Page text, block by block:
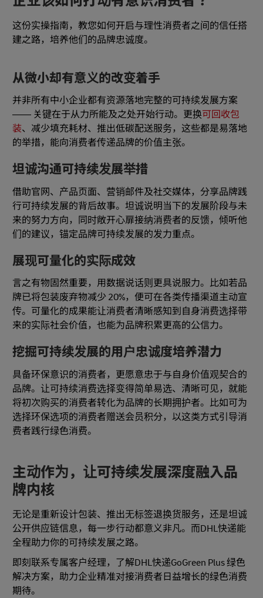
这份实操指南，教您如何开启与理性消费者之间的信任搭
建之路，培养他们的品牌忠诚度。
从微小却有意义的改变着手
并非所有中小企业都有资源落地完整的可持续发展方案
—— 关键在于从力所能及之处开始行动。更换可回收包
装、减少填充耗材、推出低碳配送服务，这些都是易落地
的举措，能向消费者传递品牌的价值主张。
坦诚沟通可持续发展举措
借助官网、产品页面、营销邮件及社交媒体，分享品牌践
行可持续发展的背后故事。坦诚说明当下的发展阶段与未
来的努力方向，同时敞开心扉接纳消费者的反馈，倾听他
们的建议，锚定品牌可持续发展的发力重点。
展现可量化的实际成效
言之有物固然重要，用数据说话则更具说服力。比如若品
牌已将包装废弃物减少 20%，便可在各类传播渠道主动宣
传。可量化的成果能让消费者清晰感知到自身消费选择带
来的实际社会价值，也能为品牌积累更高的公信力。
挖掘可持续发展的用户忠诚度培养潜力
具备环保意识的消费者，更愿意忠于与自身价值观契合的
品牌。让可持续消费选择变得简单易选、清晰可见，就能
将初次购买的消费者转化为品牌的长期拥护者。比如可为
选择环保选项的消费者赠送会员积分，以这类方式引导消
费者践行绿色消费。
主动作为，让可持续发展深度融入品
牌内核
无论是重新设计包装、推出无标签退换货服务，还是坦诚
公开供应链信息，每一步行动都意义非凡。而DHL快递能
全程助力你的可持续发展之路。
即刻联系专属客户经理，了解DHL快递GoGreen Plus 绿色
解决方案，助力企业精准对接消费者日益增长的绿色消费
期待。